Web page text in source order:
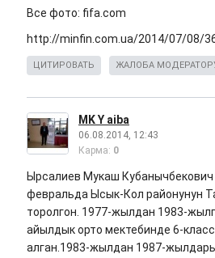
Все фото: fifa.com
http://minfin.com.ua/2014/07/08/
ЦИТИРОВАТЬ ЖАЛОБА
MK Y aiba
06.08.2014, 12:43
Карма: 0
Ырсалиев Мукаш
февральда Ысык-Кол районунун
торолгон. 1977-жылдан 1983-
айылдык орто мектебинде 6-
алган.1983-жылдан 1987-